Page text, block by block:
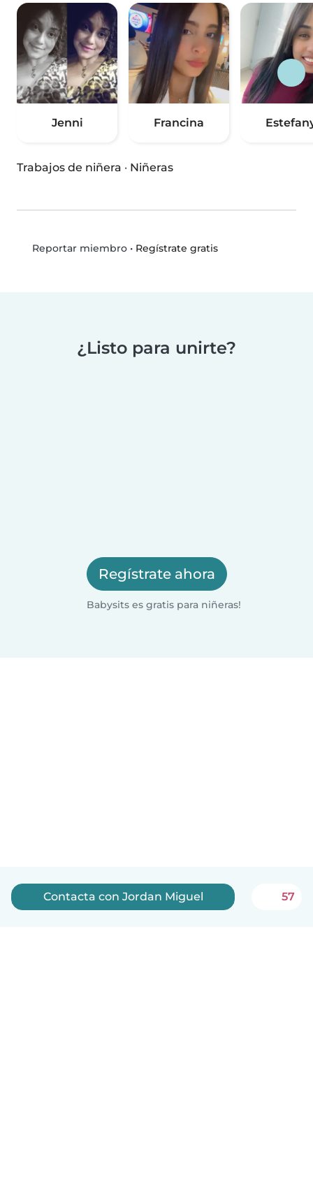
Jenni Francina
Trabajos de niñera · Niñeras
Reportar miembro• Regístrate gratis
¿Listo para unirte?
Regístrate ahora
Babysits es gratis para niñeras!
Contacta con Jordan Miguel 57